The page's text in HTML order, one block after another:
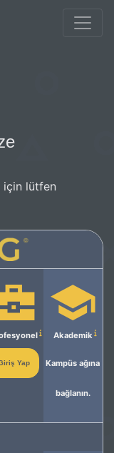
için lütfen
Yap
Akademik
Kampüs ağına
bağlanın.